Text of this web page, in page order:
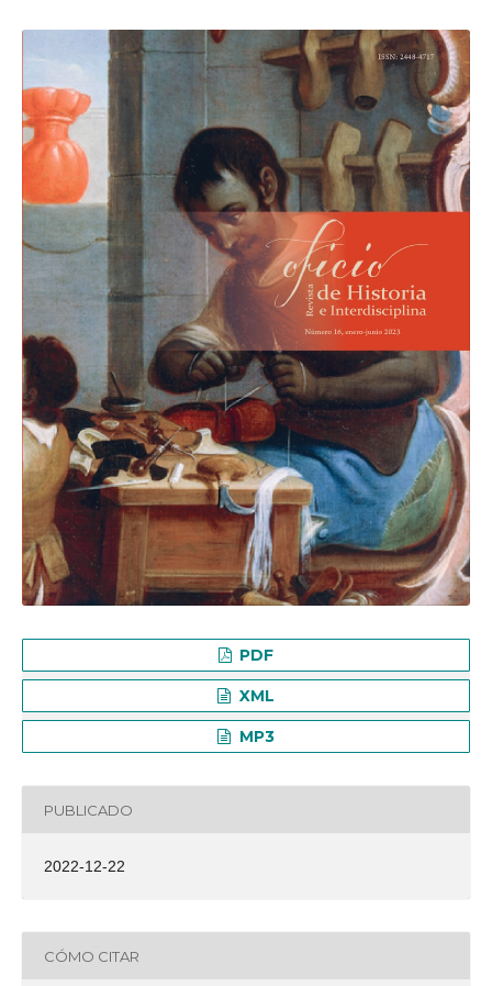
PDF
XML
MP3
PUBLICADO
2022-12-22
CÓMO CITAR